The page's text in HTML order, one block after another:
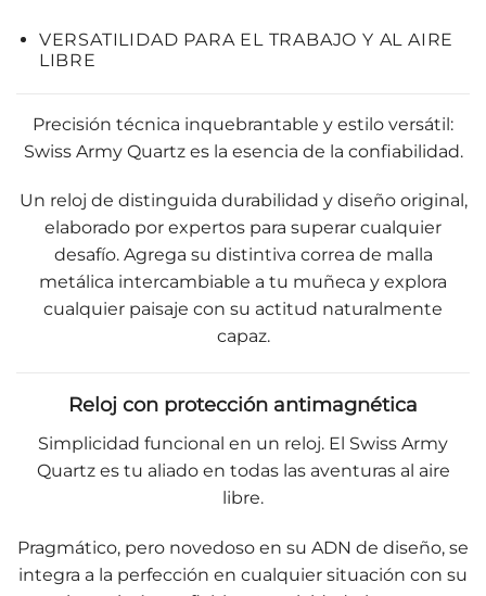
VERSATILIDAD PARA EL TRABAJO Y AL AIRE
LIBRE
Precisión técnica inquebrantable y estilo versátil:
Swiss Army Quartz es la esencia de la confiabilidad.
Un reloj de distinguida durabilidad y diseño original,
elaborado por expertos para superar cualquier
desafío. Agrega su distintiva correa de malla
metálica intercambiable a tu muñeca y explora
cualquier paisaje con su actitud naturalmente
capaz.
Reloj con protección antimagnética
Simplicidad funcional en un reloj. El Swiss Army
Quartz es tu aliado en todas las aventuras al aire
libre.
Pragmático, pero novedoso en su ADN de diseño, se
integra a la perfección en cualquier situación con su